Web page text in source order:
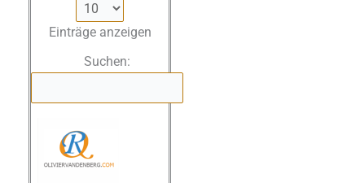
Einträge anzeigen
Suchen: